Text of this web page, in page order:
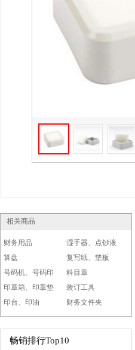
相关商品
财务用品
湿手器、点钞液
算盘
复写纸、垫板
号码机、号码印
科目章
印章箱、印章垫
装订工具
印台、印油
财务文件夹
畅销排行Top10